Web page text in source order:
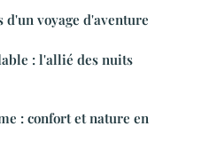
voyage d'aventure
: l'allié des nuits
: confort et nature en